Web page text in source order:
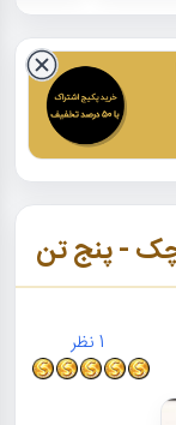
- پنج تن
1 نظر